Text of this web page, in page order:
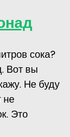
сока?
Вот вы
Не буду
не
Это